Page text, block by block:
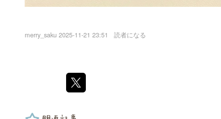
merry_saku 2025-11-21 23:51 読者になる